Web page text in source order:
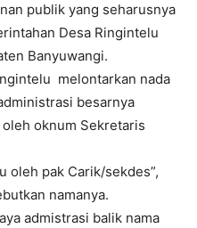
publik yang seharusnya
Desa Ringintelu
Banyuwangi.
melontarkan nada
besarnya
oknum Sekretaris
oleh pak Carik/sekdes”,
namanya.
admistrasi balik nama